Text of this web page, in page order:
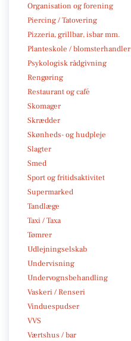
Organisation og forening
Piercing / Tatovering
Pizzeria, grillbar, isbar mm.
Planteskole / blomsterhandler
Psykologisk rådgivning
Rengøring
Restaurant og café
Skomager
Skrædder
Skønheds- og hudpleje
Slagter
Smed
Sport og fritidsaktivitet
Supermarked
Tandlæge
Taxi / Taxa
Tømrer
Udlejningselskab
Undervisning
Undervognsbehandling
Vaskeri / Renseri
Vinduespudser
VVS
Værtshus / bar